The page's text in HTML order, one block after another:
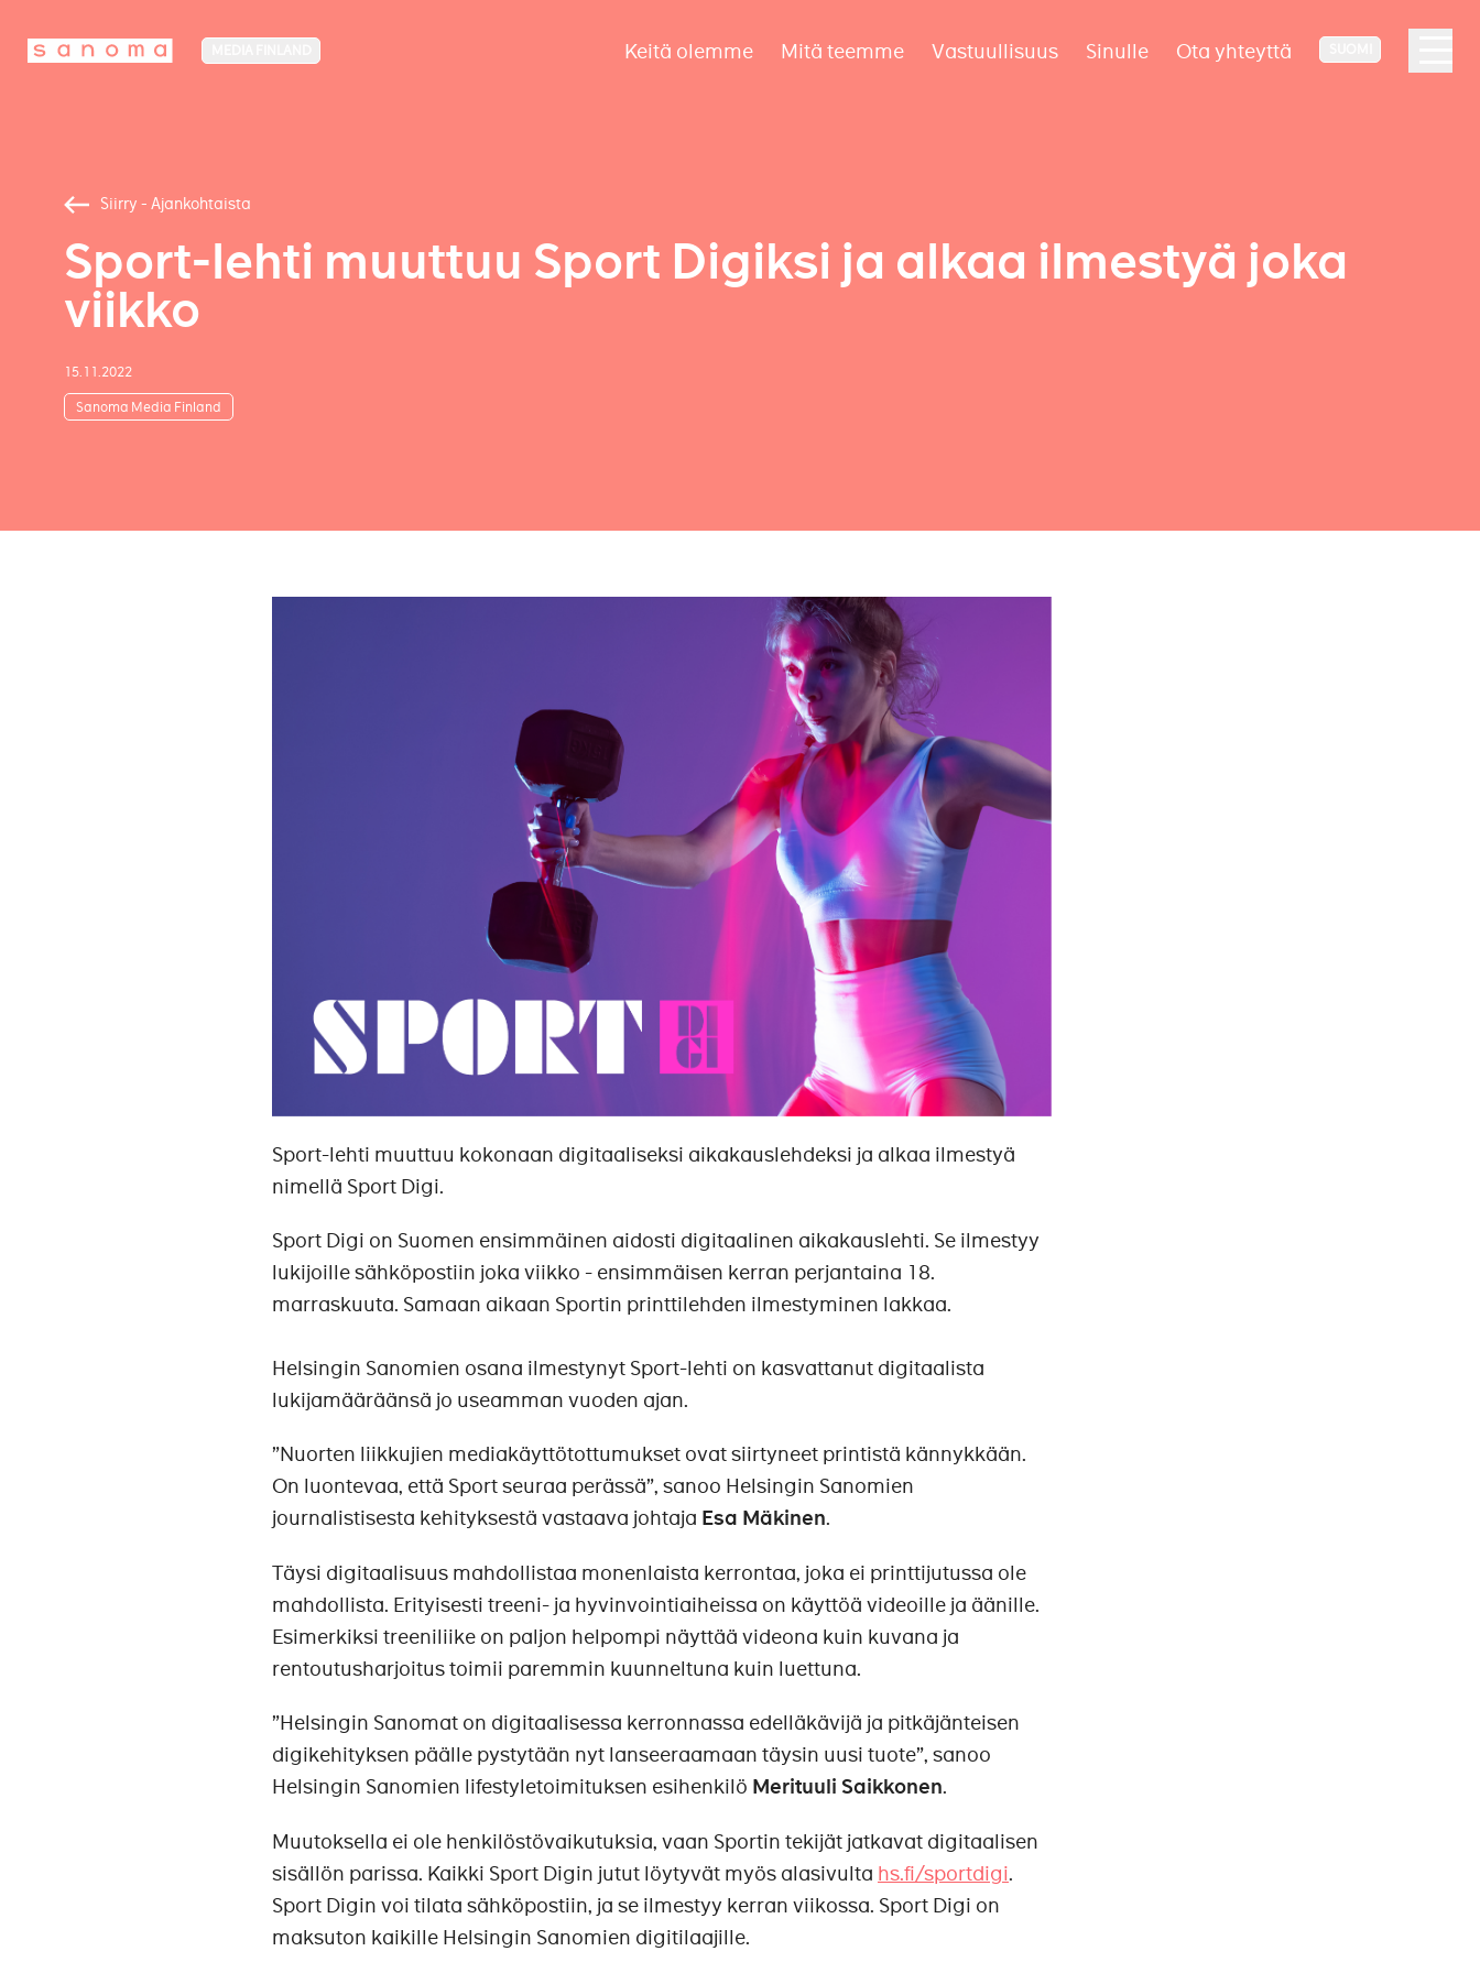
Keitä olemme Mitä teemme Vastuullisuus Sinulle Ota yhteyttä
Siirry - Ajankohtaista
Sport-lehti muuttuu Sport Digiksi ja alkaa ilmestyä joka
viikko
15.11.2022
Sanoma Media Finland
Sport-lehti muuttuu kokonaan digitaaliseksi aikakauslehdeksi ja alkaa ilmestyä
nimellä Sport Digi.
Sport Digi on Suomen ensimmäinen aidosti digitaalinen aikakauslehti. Se ilmestyy
lukijoille sähköpostiin joka viikko - ensimmäisen kerran perjantaina 18.
marraskuuta. Samaan aikaan Sportin printtilehden ilmestyminen lakkaa.
Helsingin Sanomien osana ilmestynyt Sport-lehti on kasvattanut digitaalista
lukijamääräänsä jo useamman vuoden ajan.
”Nuorten liikkujien mediakäyttötottumukset ovat siirtyneet printistä kännykkään.
On luontevaa, että Sport seuraa perässä”, sanoo Helsingin Sanomien
journalistisesta kehityksestä vastaava johtaja Esa Mäkinen.
Täysi digitaalisuus mahdollistaa monenlaista kerrontaa, joka ei printtijutussa ole
mahdollista. Erityisesti treeni- ja hyvinvointiaiheissa on käyttöä videoille ja äänille.
Esimerkiksi treeniliike on paljon helpompi näyttää videona kuin kuvana ja
rentoutusharjoitus toimii paremmin kuunneltuna kuin luettuna.
”Helsingin Sanomat on digitaalisessa kerronnassa edelläkävijä ja pitkäjänteisen
digikehityksen päälle pystytään nyt lanseeraamaan täysin uusi tuote”, sanoo
Helsingin Sanomien lifestyletoimituksen esihenkilö Merituuli Saikkonen.
Muutoksella ei ole henkilöstövaikutuksia, vaan Sportin tekijät jatkavat digitaalisen
sisällön parissa. Kaikki Sport Digin jutut löytyvät myös alasivulta hs.fi/sportdigi.
Sport Digin voi tilata sähköpostiin, ja se ilmestyy kerran viikossa. Sport Digi on
maksuton kaikille Helsingin Sanomien digitilaajille.